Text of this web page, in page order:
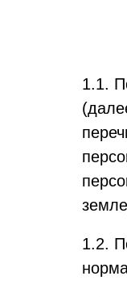
1.1.
1.2.